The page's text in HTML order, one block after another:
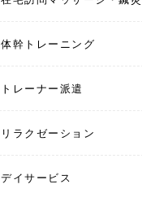
体幹トレーニング
トレーナー派遣
リラクゼーション
デイサービス